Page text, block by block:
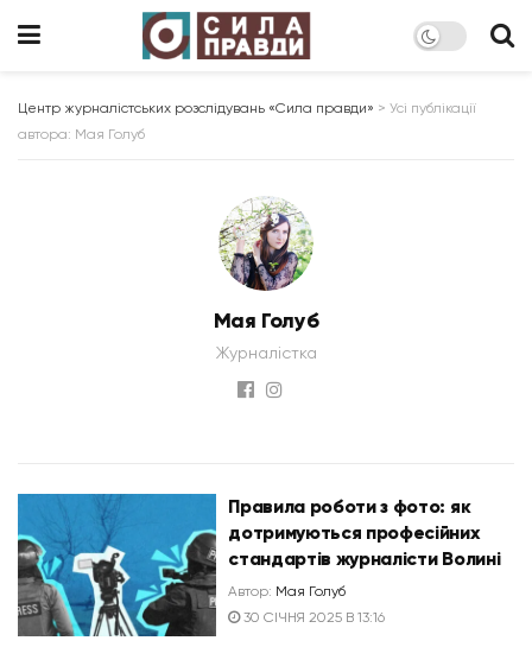
Центр журналістських розслідувань «Сила правди» > Усі публікації
автора: Мая Голуб
Мая Голуб
Журналістка
Правила роботи з фото: як
дотримуються професійних
стандартів журналісти Волині
Автор: Мая Голуб
30 СІЧНЯ 2025 В 13:16